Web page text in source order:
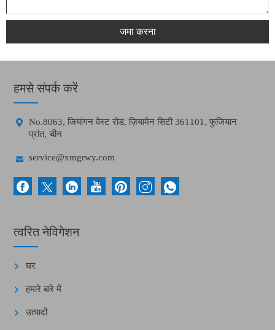
जमा करना
हमसे संपर्क करें

No.8063, जियांगन वेस्ट रोड, ज़ियामेन सिटी 361101, फुजियान
प्रांत, चीन
 service@xmgrwy.com
त्वरित नेविगेशन
घर
हमारे बारे में
उत्पादों